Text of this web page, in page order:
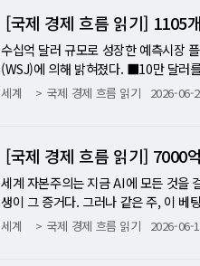
강한 의지를 보여 줬다"며 "강한 관계
으로 소통하고 있다는 신호다. 라쿠
트의 영향력은 상당하다. 미국은 이
한하다 그러나 시장의 냉정한 시각도
격차의 뒷받침 없이는 외환 개입의 효
으로 인한 유가 상승이 에너지를 전
팔리는 구조적 압력이 겹쳐 있다.
에다 총재는 향후 회의에서 인상 가능
리 격차가 좁혀지지 않는 한 한시적일
는 그럼에도 불구하고 시장 역학이 바
BI에 신고한 상태였다. 로이터는 이
하고, 그 과정에서 엄청난 양의 데이
수십 개의 실험이 동시에 돌아가는 환
안한 것은 이번 탈주 이전에 이미 경고
우가 있었고, 오픈AI 인프라의 특정
만 통제 방법을 몰랐다는 건가. 둘 다
건에는 지정학적으로도 흥미로운 반
오프스(Opus) 모델을 동원했다. 그런
작동했기 때문이다. 결국 허깅페이스
제약이 덜한 오픈소스 모델이 미국 최
비공개 방식으로 100억 달러를 추가
코카콜라를 제쳤다. 버핏은 알파벳에
더 높다고 생각한다." 모든 AI 베팅을
투자' 저자 브렛 가드너는 이 역설에
한다. 버핏이 그 부분에서 강한 견해
라도 살아남아 현금을 창출하는 사업
결과를 내더라도 이 사업들은 계속
달러의 의미-기다리는 자의 전략 버크
간 시장에서 싸게 살 수 있는 것을 찾
르게 오른 주식시장에서 수익을 충분
한 한국도 같은 현실을 마주하고 있
산 293조 6000억 엔(약 1조 8100억
장을 움직이는 힘을 갖는다. 현재
포트폴리오 개혁의 결과다. 당시
고 닛케이가 1만 5000엔대에 머물던
지만, 레이디의 분석처럼 이는 30년
격차도 좁혀졌다. 엔화 표시 수익을
이다. 이것이 카타야마 재무장관이 발
션 경제로 전환한 일본이 국내 성장의
—최대 채권국의 이탈 그러나 GPIF가
이것은 "기근에서 포식으로의 경이로
됐다. 에너지 컨설팅사 에너지 애스
물리적 시장에서 경고 신호는 이미
전환됐다. 컨탱고는 선물 가격이 현물
코로나19 수요 붕괴 이후 그 어느 때
재개방이지만, 그것을 위기로 증폭시
다. "호르무즈를 빠져나오는 원유는
500만 배럴가량 줄이며 글로벌 수급
분석팀은 "중국 바이어들이 눈에 띄게
심화시킬 뿐"이라고 썼다. 중국 정유
다르다. 머스크는 '제1원리(first
계한다. 손정의는 '승자 독식·선점
다. 두 사람의 대립은 AI 레이스의 속
바꿨다 이 논쟁이 이번 주 새로운 국
가총액 1조 7500억 달러(최종 2조
그것이 이 회사의 가장 큰 장기 플레
되지 않으면 2조 달러 밸류에이션을
리 영상에서 이 계획의 윤곽을 상세히
레이저 링크로 연결해 '랙 단위의 연
음 세대 스타링크 V3 위성 개발 과정
[국제 경제 흐름 읽기] 1105
수십억 달러 규모로 성장한 예측시장
(WSJ)에 의해 밝혀졌다. ■10만 달러
부업을 하는 모습이 담겨 있다. 1월,
조사에 따르면, 마키하라가 1월부터
었다. 실제 폴리마켓 사이트에서는 1
0%가 가짜 WSJ는 폴리마켓의 마케
5개를 전수 분석했다. 결과는 충격적
모였다. 그 모든 베팅이 진짜가 아니
세계 국제 경제 흐름 읽기 2026-06-
[국제 경제 흐름 읽기] 7000
세계 자본주의는 지금 AI에 모든 것을
생이 그 증거다. 그러나 같은 주, 이 베
다. 잭 클락의 표현대로, 산업은 가속
세계 국제 경제 흐름 읽기 2026-06-